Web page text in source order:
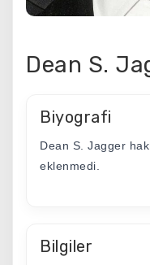
Dean S.
Biyografi
Dean S. Jagger
eklenmedi.
Bilgiler